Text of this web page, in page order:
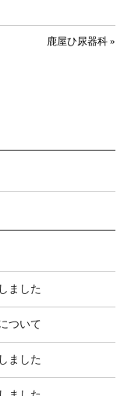
鹿屋ひ尿器科 »
ました
ついて
ました